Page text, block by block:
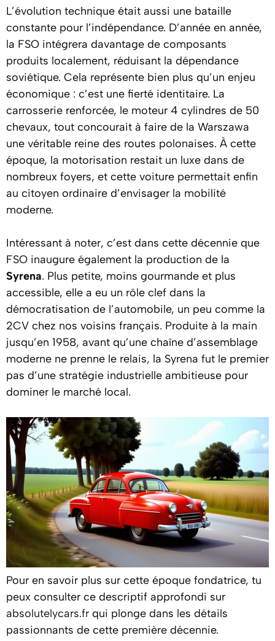
L’évolution technique était aussi une bataille
constante pour l’indépendance. D’année en année,
la FSO intégrera davantage de composants
produits localement, réduisant la dépendance
soviétique. Cela représente bien plus qu’un enjeu
économique : c’est une fierté identitaire. La
carrosserie renforcée, le moteur 4 cylindres de 50
chevaux, tout concourait à faire de la Warszawa
une véritable reine des routes polonaises. À cette
époque, la motorisation restait un luxe dans de
nombreux foyers, et cette voiture permettait enfin
au citoyen ordinaire d’envisager la mobilité
moderne.
Intéressant à noter, c’est dans cette décennie que
FSO inaugure également la production de la
Syrena. Plus petite, moins gourmande et plus
accessible, elle a eu un rôle clef dans la
démocratisation de l’automobile, un peu comme la
2CV chez nos voisins français. Produite à la main
jusqu’en 1958, avant qu’une chaîne d’assemblage
moderne ne prenne le relais, la Syrena fut le premier
pas d’une stratégie industrielle ambitieuse pour
dominer le marché local.
Pour en savoir plus sur cette époque fondatrice, tu
peux consulter ce descriptif approfondi sur
absolutelycars.fr qui plonge dans les détails
passionnants de cette première décennie.